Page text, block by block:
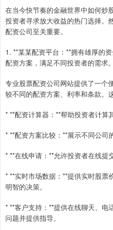
在当今快节奏的金融世界中如何炒
投资者寻求放大收益的热门选择。
配资公司至关重要。
1. **某某配资平台：**拥有雄厚的
配资方案，满足不同投资者的需求。
专业股票配资公司网站提供了一个
较不同的配资方案、利率和条款。
* **配资计算器：**帮助投资者计算
* **配资方案比较：**展示不同公司
* **在线申请：**允许投资者在线提
* **实时市场数据：**提供实时股票
明智的决策。
* **客户支持：**提供在线聊天、电
问题并提供指导。